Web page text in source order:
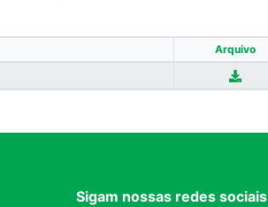
Arquivo
Sigam nossas redes sociais